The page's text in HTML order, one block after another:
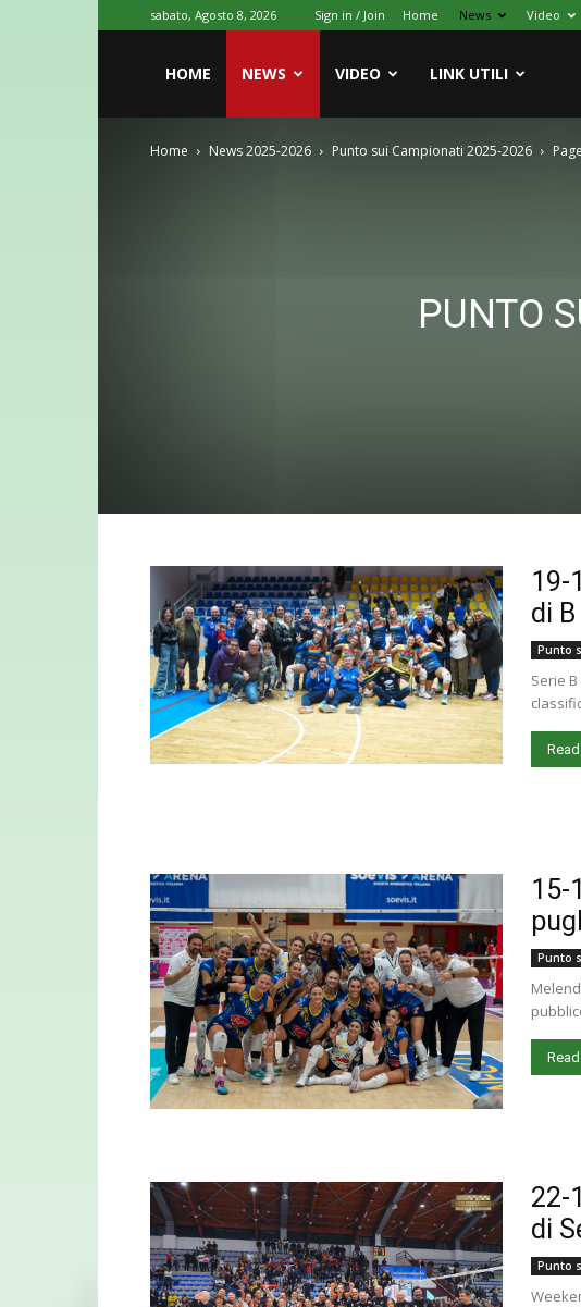
sabato, Agosto 8, 2026 Sign in / Join Home News Video
HOME NEWS VIDEO LINK UTILI
Home News 2025-2026 Punto sui Campionati 2025-2026
PUNTO
19-
di B
Punto
Serie
15-
Punto
22-
di
Punto